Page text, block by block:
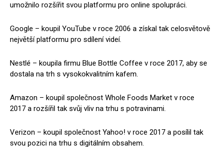
umožnilo rozšířit svou platformu pro online spolupráci.
Google – koupil YouTube v roce 2006 a získal tak celosvětově
největší platformu pro sdílení videí.
Nestlé – koupila firmu Blue Bottle Coffee v roce 2017, aby se
dostala na trh s vysokokvalitním kafem.
Amazon – koupil společnost Whole Foods Market v roce
2017 a rozšířil tak svůj vliv na trhu s potravinami.
Verizon – koupil společnost Yahoo! v roce 2017 a posílil tak
svou pozici na trhu s digitálním obsahem.